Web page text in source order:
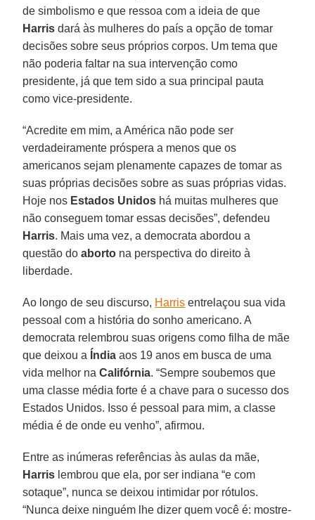
de simbolismo e que ressoa com a ideia de que
Harris dará às mulheres do país a opção de tomar
decisões sobre seus próprios corpos. Um tema que
não poderia faltar na sua intervenção como
presidente, já que tem sido a sua principal pauta
como vice-presidente.
“Acredite em mim, a América não pode ser
verdadeiramente próspera a menos que os
americanos sejam plenamente capazes de tomar as
suas próprias decisões sobre as suas próprias vidas.
Hoje nos Estados Unidos há muitas mulheres que
não conseguem tomar essas decisões”, defendeu
Harris. Mais uma vez, a democrata abordou a
questão doaborto na perspectiva do direito à
liberdade.
Ao longo de seu discurso, Harris entrelaçou sua vida
pessoal com a história do sonho americano. A
democrata relembrou suas origens como filha de mãe
que deixou a Índia aos 19 anos em busca de uma
vida melhor naCalifórnia. “Sempre soubemos que
uma classe média forte é a chave para o sucesso dos
Estados Unidos. Isso é pessoal para mim, a classe
média é de onde eu venho”, afirmou.
Entre as inúmeras referências às aulas da mãe,
Harris lembrou que ela, por ser indiana “e com
sotaque”, nunca se deixou intimidar por rótulos.
“Nunca deixe ninguém lhe dizer quem você é: mostre-